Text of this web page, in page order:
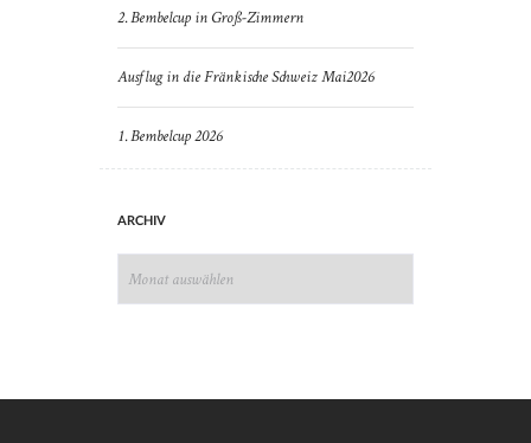
2. Bembelcup in Groß-Zimmern
Ausflug in die Fränkische Schweiz Mai2026
1. Bembelcup 2026
ARCHIV